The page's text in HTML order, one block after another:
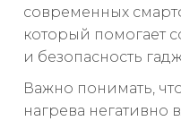
современных
который помогает
и безопасность
Важно понимать,
нагрева негативно